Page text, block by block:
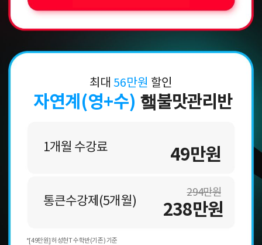
*[49만원] 허성현T 수학반(기존) 기준
1개월 수강료 49만원
통큰수강제(5개월) 238만원
294만원
자연계(영+수) 햌불맛관리반
최대 56만원 할인